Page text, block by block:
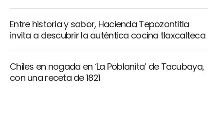
Entre historia y sabor, Hacienda Tepozontitla
invita a descubrir la auténtica cocina tlaxcalteca
Chiles en nogada en ‘La Poblanita’ de Tacubaya,
con una receta de 1821